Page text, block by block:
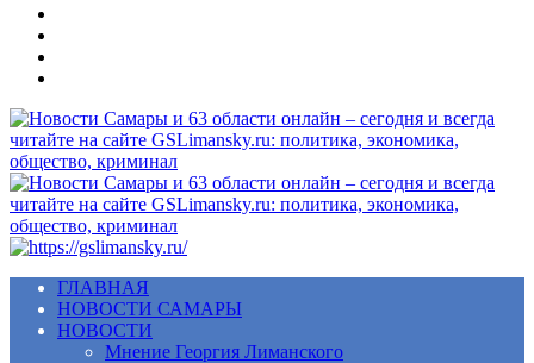
Меню
ГЛАВНАЯ
НОВОСТИ САМАРЫ
НОВОСТИ
Мнение Георгия Лиманского